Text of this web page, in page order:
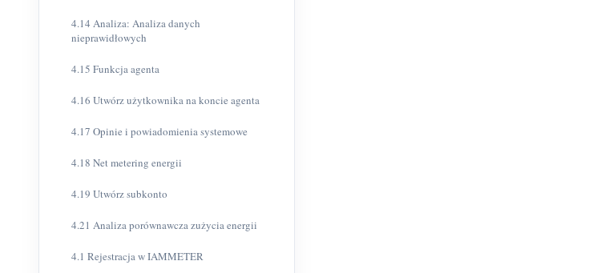
4.14 Analiza: Analiza danych
nieprawidłowych
4.15 Funkcja agenta
4.16 Utwórz użytkownika na koncie agenta
4.17 Opinie i powiadomienia systemowe
4.18 Net metering energii
4.19 Utwórz subkonto
4.21 Analiza porównawcza zużycia energii
4.1 Rejestracja w IAMMETER